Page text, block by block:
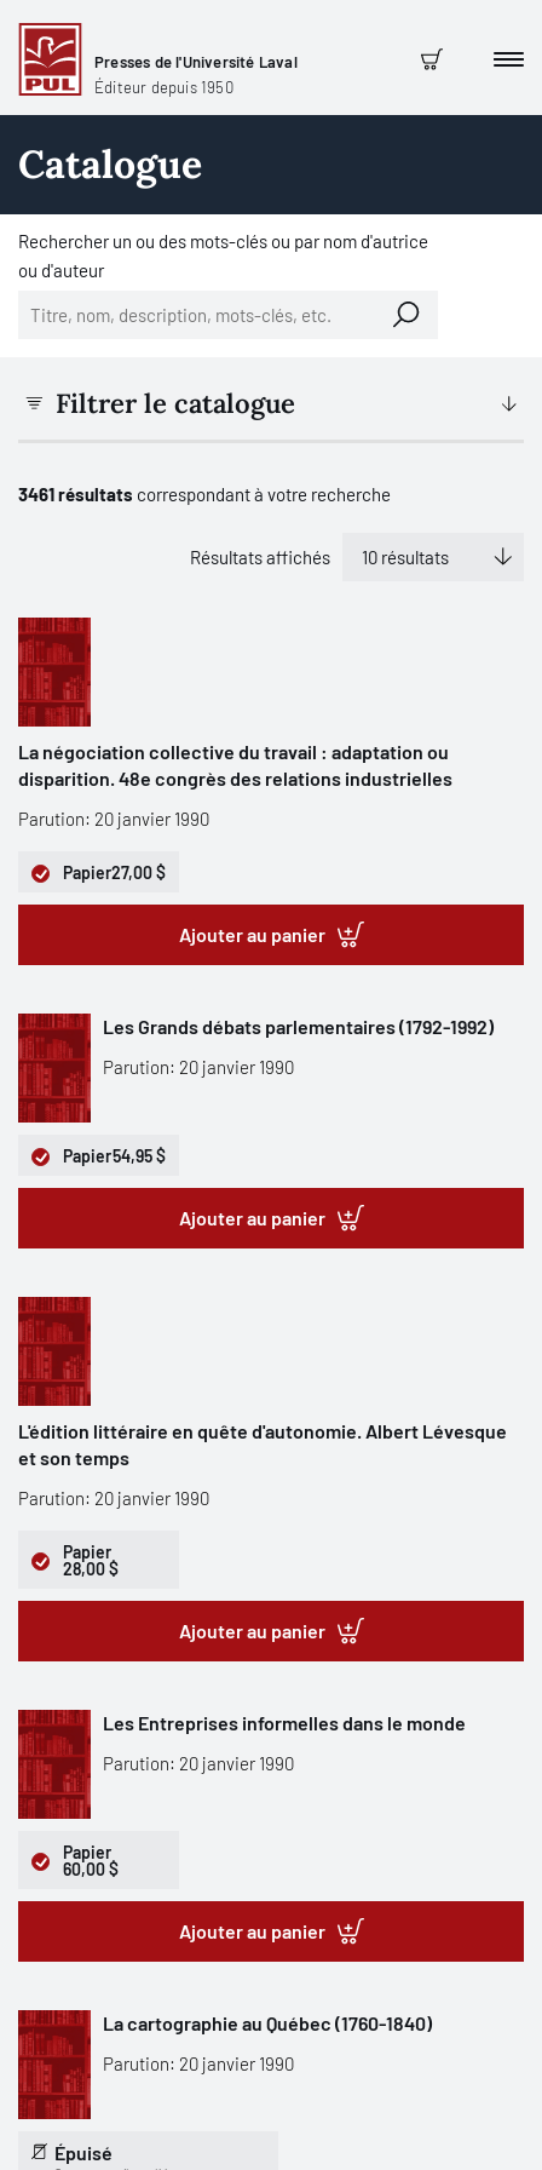
Presses de l'Université Laval
Éditeur depuis 1950
Panier
Catalogue
Rechercher un ou des mots-clés ou par nom d'autrice
ou d'auteur
Filtrer le catalogue
3461 résultats correspondant à votre recherche
Résultats affichés
La négociation collective du travail : adaptation ou
disparition. 48e congrès des relations industrielles
Parution: 20 janvier 1990
Papier27,00 $
Ajouter au panier
Les Grands débats parlementaires (1792-1992)
Parution: 20 janvier 1990
Papier54,95 $
Ajouter au panier
L'édition littéraire en quête d'autonomie. Albert Lévesque
et son temps
Parution: 20 janvier 1990
Papier
28,00 $
Ajouter au panier
Les Entreprises informelles dans le monde
Parution: 20 janvier 1990
Papier
60,00 $
Ajouter au panier
La cartographie au Québec (1760-1840)
Parution: 20 janvier 1990
Épuisé